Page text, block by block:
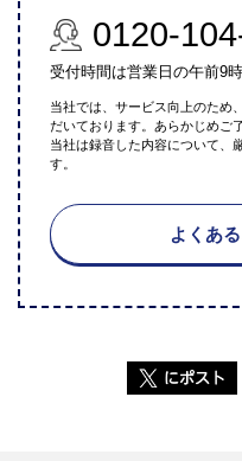
0120-
受付時間は営業日の午前9
当社では、サービス向上のため
だいております。あらかじめご
当社は録音した内容について、
す。
よくあ